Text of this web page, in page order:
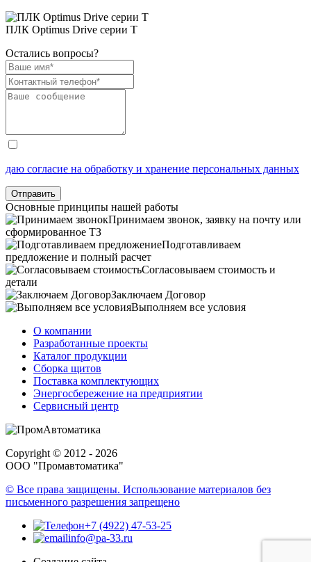
ПЛК Optimus Drive серии T
Остались вопросы?
даю согласие на обработку и хранение персональных данных
Отправить
Основные принципы нашей работы
Принимаем звонок, заявку на почту или
сформированное ТЗ
Подготавливаем
предложение и полный расчет
Согласовываем стоимость и
детали
Заключаем Договор
Выполняем все условия
О компании
Разработанные проекты
Каталог продукции
Сборка щитов
Поставка комплектующих
Энергосбережение на предприятии
Сервисный центр
Copyright © 2012 - 2026
ООО "Промавтоматика"
© Все права защищены. Использование материалов без
письменного разрешения запрещено
+7 (4922) 47-53-25
info@pa-33.ru